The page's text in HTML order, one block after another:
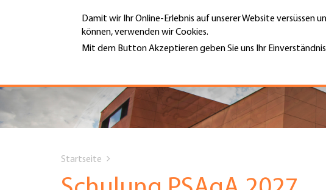
Damit wir Ihr Online-Erlebnis auf unserer Website versüssen
können, verwenden wir Cookies.
Mit dem Button Akzeptieren geben Sie uns Ihr
Hauptnavigation
PORTRÄT
DIENSTLEISTUNGEN
MENÜ
are
Startseite